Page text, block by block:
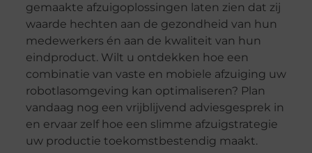
gemaakte afzuigoplossingen laten zien dat zij
waarde hechten aan de gezondheid van hun
medewerkers én aan de kwaliteit van hun
eindproduct. Wilt u ontdekken hoe een
combinatie van vaste en mobiele afzuiging uw
robotlasomgeving kan optimaliseren? Plan
vandaag nog een vrijblijvend adviesgesprek in
en ervaar zelf hoe een slimme afzuigstrategie
uw productie toekomstbestendig maakt.